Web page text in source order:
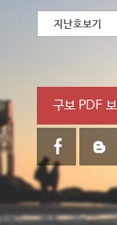
지난호보기
구보 PDF 보